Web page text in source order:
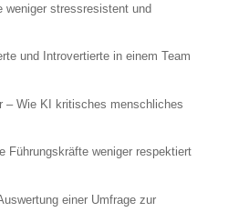
weniger stressresistent und
und Introvertierte in einem Team
– Wie KI kritisches menschliches
Führungskräfte weniger respektiert
einer Umfrage zur